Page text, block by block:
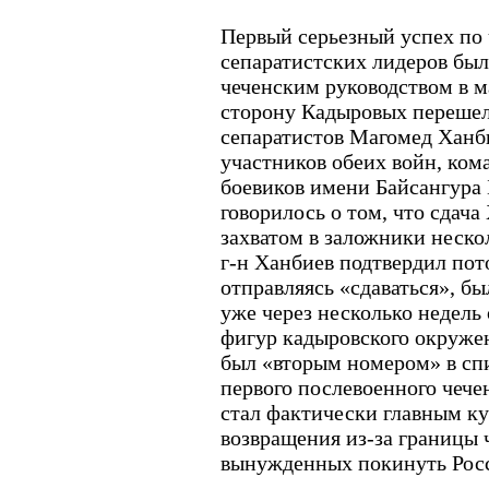
Первый серьезный успех
сепаратистских лидеров
чеченским руководством в
сторону Кадыровых
сепаратистов Магомед
участников обеих войн,
боевиков имени Байсангура
говорилось о том, что
захватом в заложники
г-н Ханбиев подтвердил
отправляясь «сдаваться»,
уже через несколько
фигур кадыровского
был «вторым номером» в
первого послевоенного
стал фактически главным
возвращения из-за границы
вынужденных покинуть